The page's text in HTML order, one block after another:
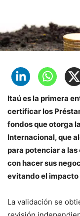
Itaú es la primera
certificar los
fondos que otorga
Internacional, que
para potenciar a
con hacer sus
evitando el
La validación se